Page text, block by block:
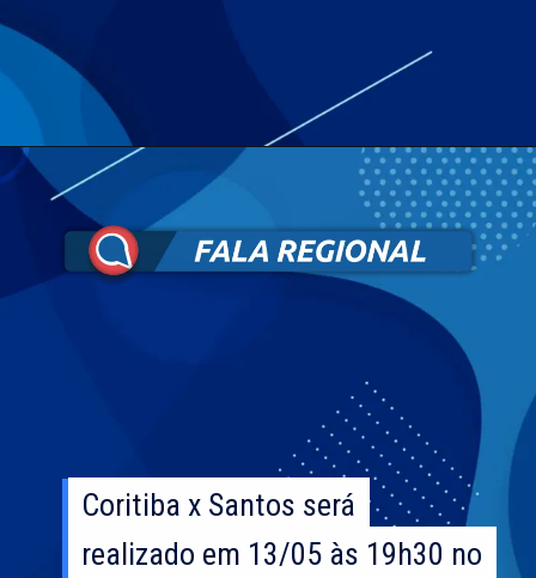
Coritiba x Santos será
realizado em 13/05 às 19h30 no
Coritiba x Santos será
realizado em 13/05 às 19h30 no